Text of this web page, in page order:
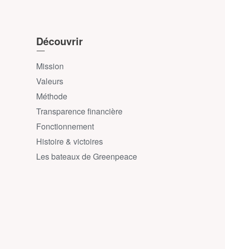
Découvrir
Mission
Valeurs
Méthode
Transparence financière
Fonctionnement
Histoire & victoires
Les bateaux de Greenpeace